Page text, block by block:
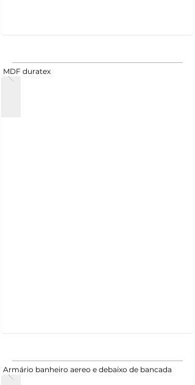
MDF duratex
Armário banheiro aereo e debaixo de bancada